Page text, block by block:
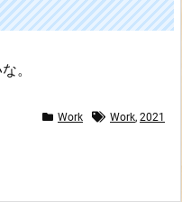
。
Work Work, 2021